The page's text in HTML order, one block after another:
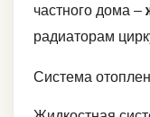
частного дома –
радиаторам
Система